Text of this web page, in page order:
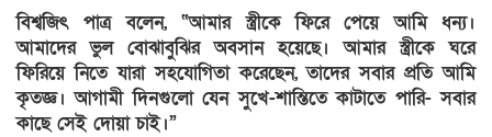
বিশ্বজিৎ পাত্র বলেন, “আমার স্ত্রীকে ফিরে পেয়ে আমি ধন্য।
আমাদের ভুল বোঝাবুঝির অবসান হয়েছে। আমার স্ত্রীকে ঘরে
ফিরিয়ে নিতে যারা সহযোগিতা করেছেন, তাদের সবার প্রতি আমি
কৃতজ্ঞ। আগামী দিনগুলো যেন সুখে-শান্তিতে কাটাতে পারি- সবার
কাছে সেই দোয়া চাই।”